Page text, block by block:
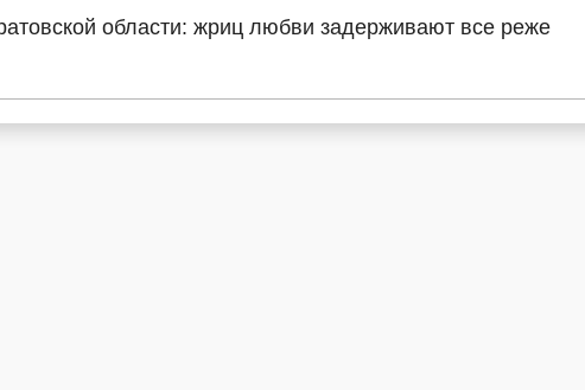
области: жриц любви задерживают все реже